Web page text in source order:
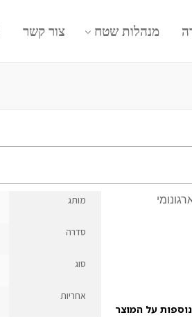
מנהלות שטח צור קשר
על המוצר
מותג
סדרה
סוג
אחריות